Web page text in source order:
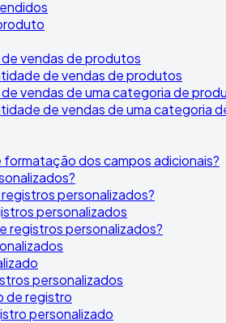
vendas de produtos
de vendas de produtos
vendas de uma categoria de
de vendas de uma categoria
dos campos adicionais?
personalizados?
personalizados
registros personalizados?
personalizados
de registro
personalizado